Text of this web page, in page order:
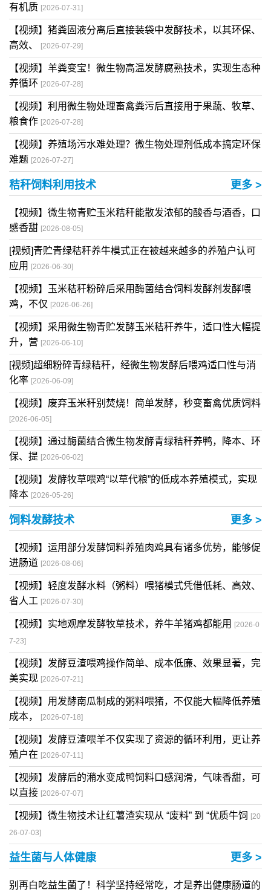
有机质 [2026-07-31]
【视频】猪粪固液分离后直接装袋中发酵技术，以其环保、
高效、
[2026-07-29]
【视频】羊粪变宝！微生物高温发酵腐熟技术，实现生态种
养循环 [2026-07-28]
【视频】利用微生物处理畜禽粪污后直接用于果蔬、牧草、
粮食作 [2026-07-28]
【视频】养殖场污水难处理？微生物处理剂低成本搞定环保
难题 [2026-07-27]
秸秆饲料利用技术 更多 >
【视频】微生物青贮玉米秸秆能散发浓郁的酸香与酒香，口
感香甜 [2026-08-05]
[视频]青贮青绿秸秆养牛模式正在被越来越多的养殖户认可
应用
[2026-06-30]
【视频】玉米秸秆粉碎后采用酶菌结合饲料发酵剂发酵喂
鸡，不仅 [2026-06-26]
【视频】采用微生物青贮发酵玉米秸秆养牛，适口性大幅提
升，营 [2026-06-10]
[视频]超细粉碎青绿秸秆，经微生物发酵后喂鸡适口性与消
化率 [2026-06-09]
【视频】废弃玉米秆别焚烧！简单发酵，秒变畜禽优质饲料
[2026-06-05]
【视频】通过酶菌结合微生物发酵青绿秸秆养鸭，降本、环
保、提 [2026-06-02]
【视频】发酵牧草喂鸡“以草代粮”的低成本养殖模式，实现
降本 [2026-05-26]
饲料发酵技术 更多 >
【视频】运用部分发酵饲料养殖肉鸡具有诸多优势，能够促
进肠道 [2026-08-06]
【视频】轻度发酵水料（粥料）喂猪模式凭借低耗、高效、
省人工 [2026-07-30]
【视频】实地观摩发酵牧草技术，养牛羊猪鸡都能用
[2026-0
7-23]
【视频】发酵豆渣喂鸡操作简单、成本低廉、效果显著，完
美实现 [2026-07-21]
【视频】用发酵南瓜制成的粥料喂猪，不仅能大幅降低养殖
成本，
[2026-07-18]
【视频】发酵豆渣喂羊不仅实现了资源的循环利用，更让养
殖户在 [2026-07-11]
【视频】发酵后的潲水变成鸭饲料口感润滑，气味香甜，可
以直接 [2026-07-07]
【视频】微生物技术让红薯渣实现从 “废料” 到 “优质牛饲
[20
26-07-03]
益生菌与人体健康 更多 >
别再白吃益生菌了！科学坚持经常吃，才是养出健康肠道的